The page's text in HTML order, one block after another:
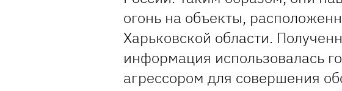
огонь на объекты,
Харьковской области.
информация использовалась
агрессором для совершения